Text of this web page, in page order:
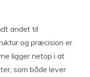
andet til
og præcision er
ligger netop i at
som både lever